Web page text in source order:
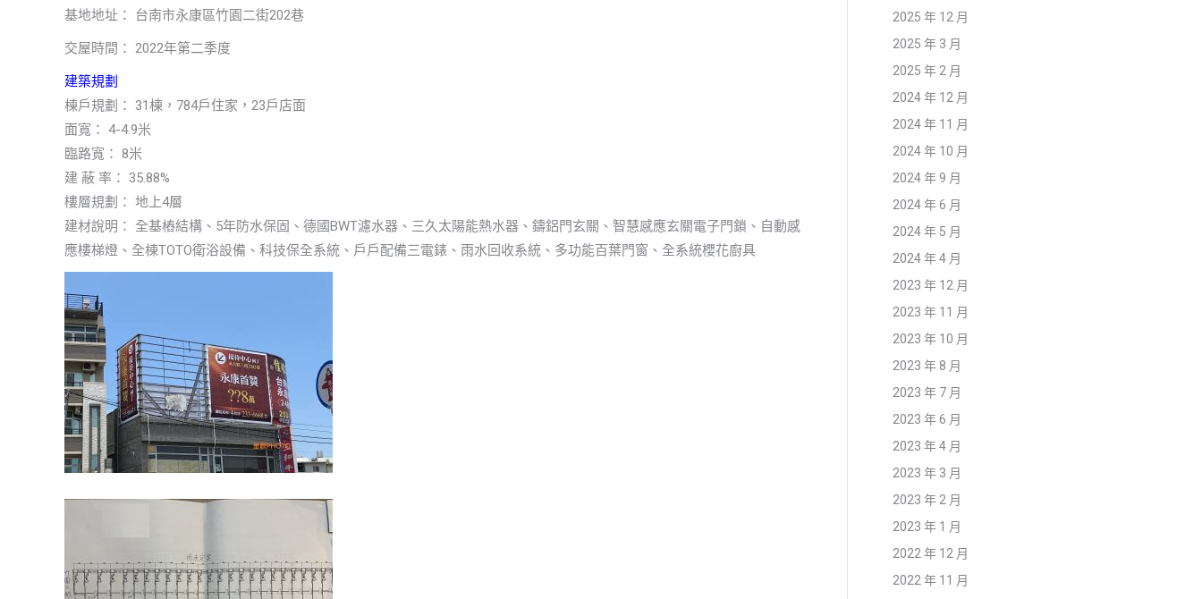
基地地址： 台南市永康區竹園二街202巷
交屋時間： 2022年第二季度
建築規劃
棟戶規劃： 31棟，784戶住家，23戶店面
面寬： 4-4.9米
臨路寬： 8米
建 蔽 率： 35.88%
樓層規劃： 地上4層
建材說明： 全基樁結構、5年防水保固、德國BWT濾水器、三久太陽能熱水器、鑄鋁門玄關、智慧感應玄關電子門鎖、自動感
應樓梯燈、全棟TOTO衛浴設備、科技保全系統、戶戶配備三電錶、雨水回收系統、多功能百葉門窗、全系統櫻花廚具
2025 年 12 月
2025 年 3 月
2025 年 2 月
2024 年 12 月
2024 年 11 月
2024 年 10 月
2024 年 9 月
2024 年 6 月
2024 年 5 月
2024 年 4 月
2023 年 12 月
2023 年 11 月
2023 年 10 月
2023 年 8 月
2023 年 7 月
2023 年 6 月
2023 年 4 月
2023 年 3 月
2023 年 2 月
2023 年 1 月
2022 年 12 月
2022 年 11 月